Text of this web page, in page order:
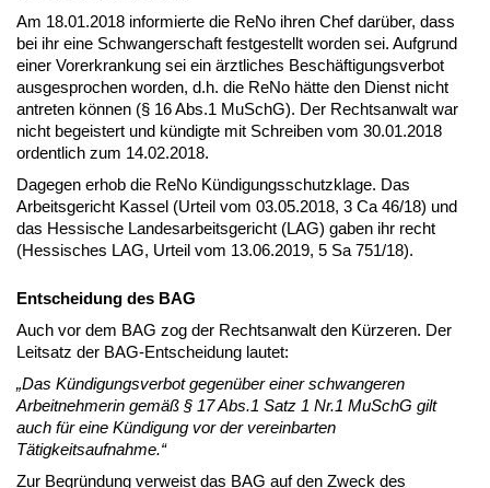
Am 18.01.2018 informierte die ReNo ihren Chef darüber, dass
bei ihr eine Schwangerschaft festgestellt worden sei. Aufgrund
einer Vorerkrankung sei ein ärztliches Beschäftigungsverbot
ausgesprochen worden, d.h. die ReNo hätte den Dienst nicht
antreten können (§ 16 Abs.1 MuSchG). Der Rechtsanwalt war
nicht begeistert und kündigte mit Schreiben vom 30.01.2018
ordentlich zum 14.02.2018.
Dagegen erhob die ReNo Kündigungsschutzklage. Das
Arbeitsgericht Kassel (Urteil vom 03.05.2018, 3 Ca 46/18) und
das Hessische Landesarbeitsgericht (LAG) gaben ihr recht
(Hessisches LAG, Urteil vom 13.06.2019, 5 Sa 751/18).
Entscheidung des BAG
Auch vor dem BAG zog der Rechtsanwalt den Kürzeren. Der
Leitsatz der BAG-Entscheidung lautet:
„Das Kündigungsverbot gegenüber einer schwangeren
Arbeitnehmerin gemäß § 17 Abs.1 Satz 1 Nr.1 MuSchG gilt
auch für eine Kündigung vor der vereinbarten
Tätigkeitsaufnahme.“
Zur Begründung verweist das BAG auf den Zweck des